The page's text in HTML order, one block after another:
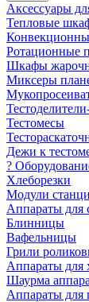
Аксессуары
Тепловые
Ротационные
Шкафы
Миксеры
Тестомесы
Дежи к
?
Хлеборезки
Модули
Аппараты для
Блинницы
Вафельницы
Грили
Аппараты для
Шаурма
Аппараты для